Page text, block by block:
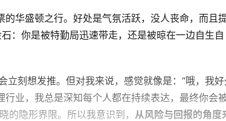
华盛顿之行。好处是气氛活跃，没人丧命，而且
：你是被特勤局迅速带走，还是被晾在一边自生自
刻想发推。但对我来说，感觉就像是：“哦，我好
业，我总是深知每个人都在持续表达，最终你会
的隐形界限。所以我意识到， 从风险与回报的角度